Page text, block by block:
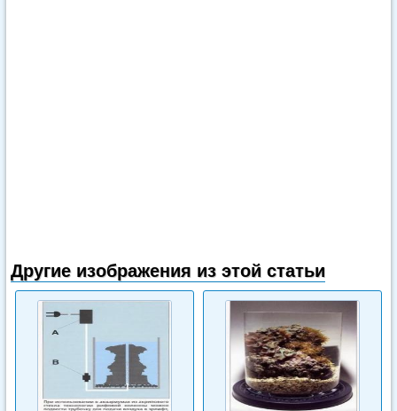
Другие изображения из этой статьи